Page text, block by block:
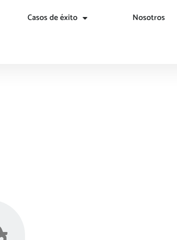
Casos de éxito Nosotros